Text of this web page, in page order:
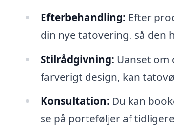
Efterbehandling: Efter
din nye tatovering, så den
Stilrådgivning: Uanset
farverigt design, kan
Konsultation: Du kan
se på porteføljer af